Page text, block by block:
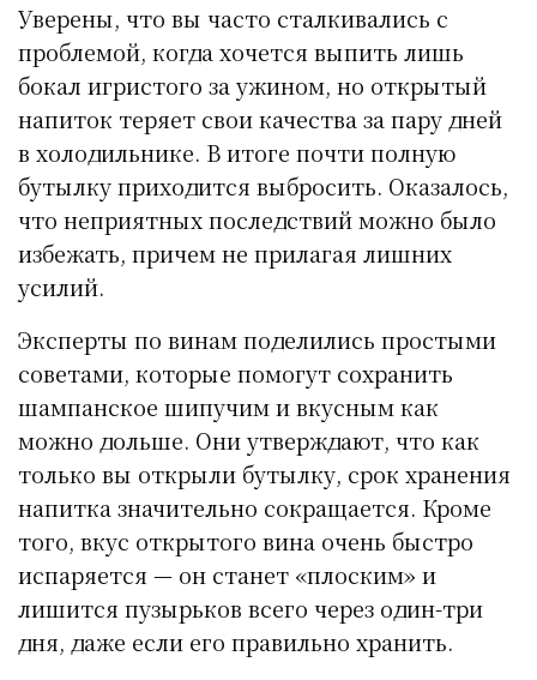
Уверены, что вы часто сталкивались с
проблемой, когда хочется выпить лишь
бокал игристого за ужином, но открытый
напиток теряет свои качества за пару дней
в холодильнике. В итоге почти полную
бутылку приходится выбросить. Оказалось,
что неприятных последствий можно было
избежать, причем не прилагая лишних
усилий.
Эксперты по винам поделились простыми
советами, которые помогут сохранить
шампанское шипучим и вкусным как
можно дольше. Они утверждают, что как
только вы открыли бутылку, срок хранения
напитка значительно сокращается. Кроме
того, вкус открытого вина очень быстро
испаряется — он станет «плоским» и
лишится пузырьков всего через один-три
дня, даже если его правильно хранить.